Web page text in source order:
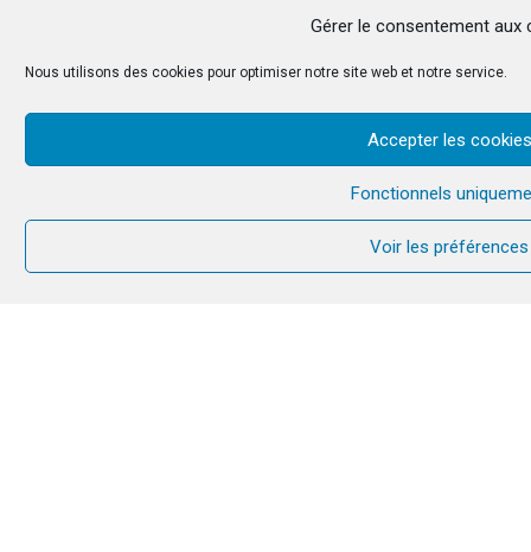
Gérer le consentement aux
Nous utilisons des cookies pour optimiser notre site web et notre service.
Accepter les cookies
Fonctionnels
Voir les préférences
Qui as prié pour que tous soient un,
Que ton Esprit nous donne d’éprouver la